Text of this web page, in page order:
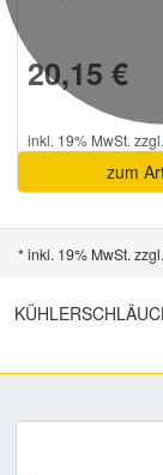
20,15 €
inkl. 19% MwSt. zzgl.
zum
* inkl. 19% MwSt. zzgl.